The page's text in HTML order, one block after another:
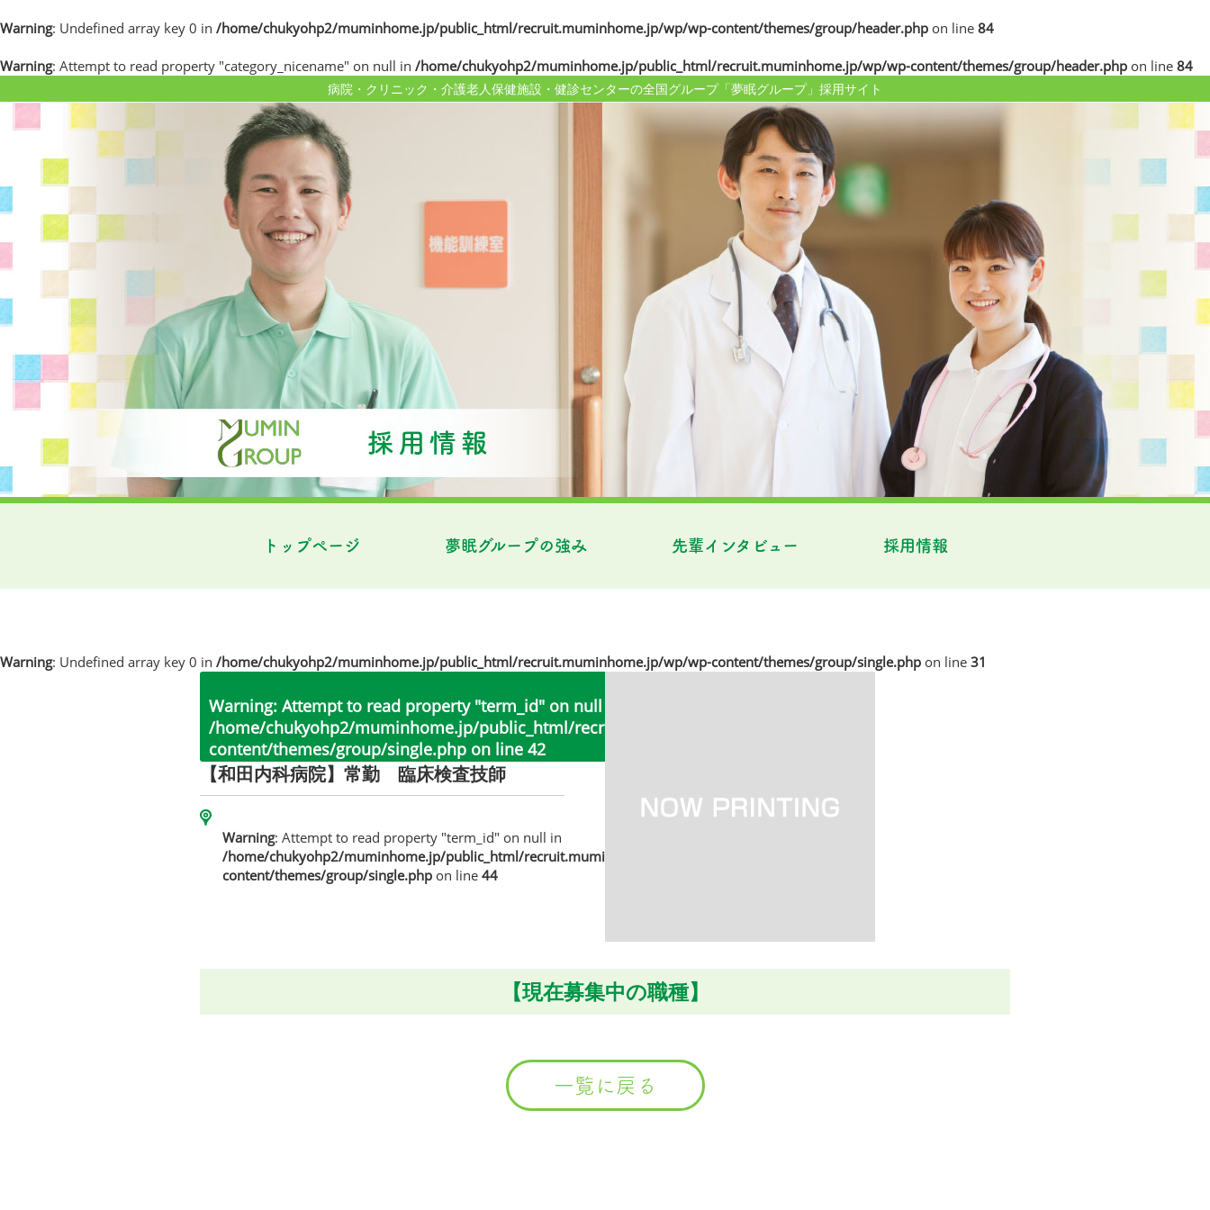
Warning: Undefined array key 0 in /home/chukyohp2/muminhome.jp/public_html/recruit.muminhome.jp/wp/wp-content/themes/group/header.php on line 84
Warning: Attempt to read property "category_nicename" on null in /home/chukyohp2/muminhome.jp/public_html/recruit.muminhome.jp/wp/wp-content/themes/group/header.php on line 84
病院・クリニック・介護老人保健施設・健診センターの全国グループ「夢眠グループ」採用サイト
トップページ 夢眠グループの強み 先輩インタビュー 採用情報
Warning: Undefined array key 0 in /home/chukyohp2/muminhome.jp/public_html/recruit.muminhome.jp/wp/wp-content/themes/group/single.php on line 31
Warning: Attempt to read property "term_id" on null in
/home/chukyohp2/muminhome.jp/public_html/recruit.muminhome.jp/wp/wp-
content/themes/group/single.php on line 42
【和田内科病院】常勤 臨床検査技師
Warning: Attempt to read property "term_id" on null in
/home/chukyohp2/muminhome.jp/public_html/recruit.muminhome.jp/wp/wp-
content/themes/group/single.php on line 44
【現在募集中の職種】
一覧に戻る